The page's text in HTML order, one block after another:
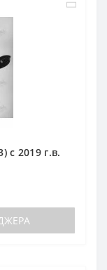
с 2019 г.в.